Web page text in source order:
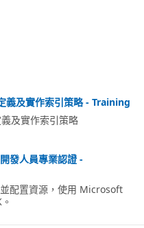
及實作索引策略 - Training
及實作索引策略
發人員專業認證 -
配置資源，使用 Microsoft